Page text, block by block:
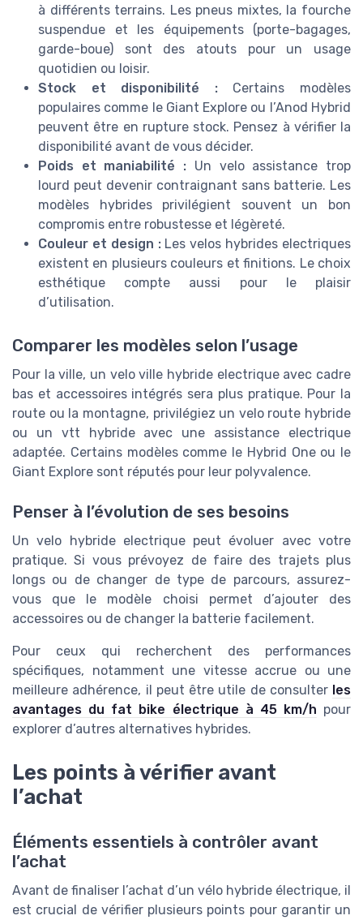
à différents terrains. Les pneus mixtes, la fourche
suspendue et les équipements (porte-bagages,
garde-boue) sont des atouts pour un usage
quotidien ou loisir.
Stock et disponibilité :Certains modèles
populaires comme le Giant Explore ou l’Anod Hybrid
peuvent être en rupture stock. Pensez à vérifier la
disponibilité avant de vous décider.
Poids et maniabilité : Un velo assistance trop
lourd peut devenir contraignant sans batterie. Les
modèles hybrides privilégient souvent un bon
compromis entre robustesse et légèreté.
Couleur et design :Les velos hybrides electriques
existent en plusieurs couleurs et finitions. Le choix
esthétique compte aussi pour le plaisir
d’utilisation.
Comparer les modèles selon l’usage
Pour la ville, un velo ville hybride electrique avec cadre
bas et accessoires intégrés sera plus pratique. Pour la
route ou la montagne, privilégiez un velo route hybride
ou un vtt hybride avec une assistance electrique
adaptée. Certains modèles comme le Hybrid One ou le
Giant Explore sont réputés pour leur polyvalence.
Penser à l’évolution de ses besoins
Un velo hybride electrique peut évoluer avec votre
pratique. Si vous prévoyez de faire des trajets plus
longs ou de changer de type de parcours, assurez-
vous que le modèle choisi permet d’ajouter des
accessoires ou de changer la batterie facilement.
Pour ceux qui recherchent des performances
spécifiques, notamment une vitesse accrue ou une
meilleure adhérence, il peut être utile de consulter les
avantages du fat bike électrique à 45 km/h pour
explorer d’autres alternatives hybrides.
Les points à vérifier avant
l’achat
Éléments essentiels à contrôler avant
l’achat
Avant de finaliser l’achat d’un vélo hybride électrique, il
est crucial de vérifier plusieurs points pour garantir un